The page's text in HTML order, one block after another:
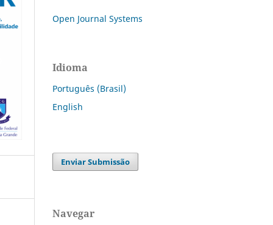
Open Journal Systems
Idioma
Português (Brasil)
English
Enviar Submissão
Navegar